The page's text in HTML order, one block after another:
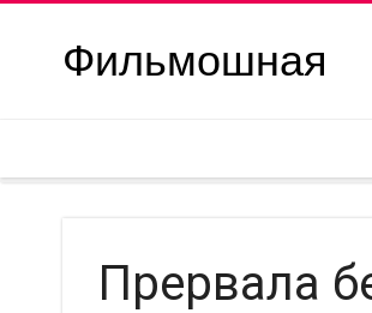
Фильмошная
Прервала